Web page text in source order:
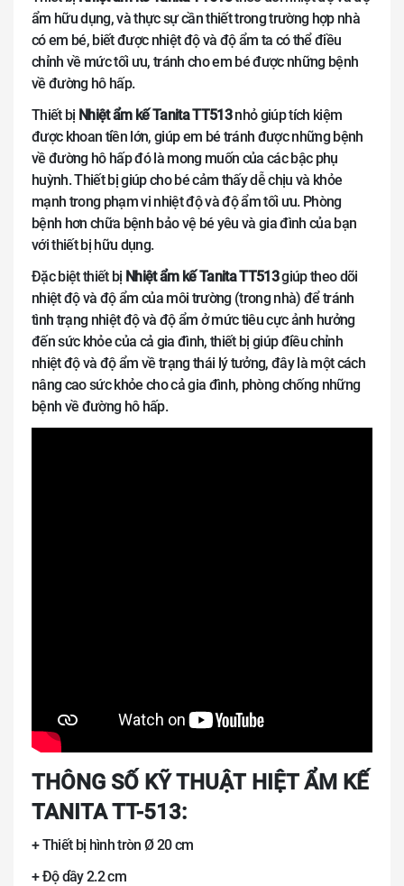
ẩm hữu dụng, và thực sự cần thiết trong trường hợp nhà
có em bé, biết được nhiệt độ và độ ẩm ta có thể điều
chỉnh về mức tối ưu, tránh cho em bé được những bệnh
về đường hô hấp.
Thiết bị Nhiệt ẩm kế Tanita TT513nhỏ giúp tích kiệm
được khoan tiền lớn, giúp em bé tránh được những bệnh
về đường hô hấp đó là mong muốn của các bậc phụ
huỳnh. Thiết bị giúp cho bé cảm thấy dễ chịu và khỏe
mạnh trong phạm vi nhiệt độ và độ ẩm tối ưu. Phòng
bệnh hơn chữa bệnh bảo vệ bé yêu và gia đình của bạn
với thiết bị hữu dụng.
Đặc biệt thiết bị Nhiệt ẩm kế Tanita TT513giúp theo dõi
nhiệt độ và độ ẩm của môi trường (trong nhà) để tránh
tình trạng nhiệt độ và độ ẩm ở mức tiêu cực ảnh hưởng
đến sức khỏe của cả gia đình, thiết bị giúp điều chỉnh
nhiệt độ và độ ẩm về trạng thái lý tưởng, đây là một cách
nâng cao sức khỏe cho cả gia đình, phòng chống những
bệnh về đường hô hấp.
THÔNG SỐ KỸ THUẬT HIỆT ẨM KẾ
TANITA TT-513:
+ Thiết bị hình tròn Ø 20 cm
+ Độ dầy 2.2 cm